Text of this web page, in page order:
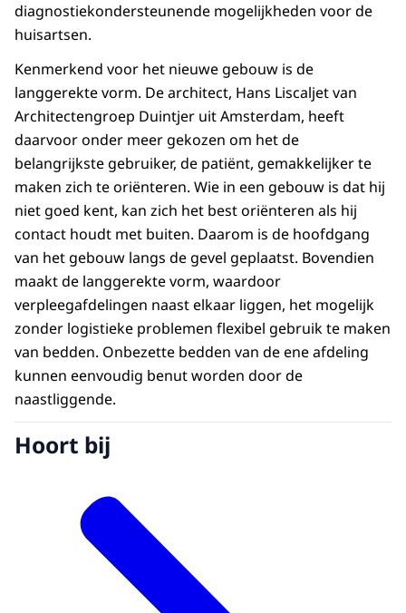
diagnostiekondersteunende mogelijkheden voor de
huisartsen.
Kenmerkend voor het nieuwe gebouw is de
langgerekte vorm. De architect, Hans Liscaljet van
Architectengroep Duintjer uit Amsterdam, heeft
daarvoor onder meer gekozen om het de
belangrijkste gebruiker, de patiënt, gemakkelijker te
maken zich te oriënteren. Wie in een gebouw is dat hij
niet goed kent, kan zich het best oriënteren als hij
contact houdt met buiten. Daarom is de hoofdgang
van het gebouw langs de gevel geplaatst. Bovendien
maakt de langgerekte vorm, waardoor
verpleegafdelingen naast elkaar liggen, het mogelijk
zonder logistieke problemen flexibel gebruik te maken
van bedden. Onbezette bedden van de ene afdeling
kunnen eenvoudig benut worden door de
naastliggende.
Hoort bij